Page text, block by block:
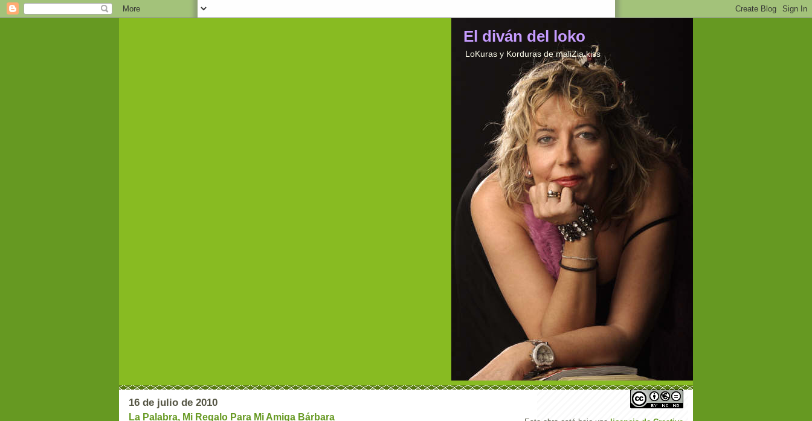
El diván del loko
LoKuras y Korduras de maliZia kiss
16 de julio de 2010
La Palabra, Mi Regalo Para Mi Amiga Bárbara